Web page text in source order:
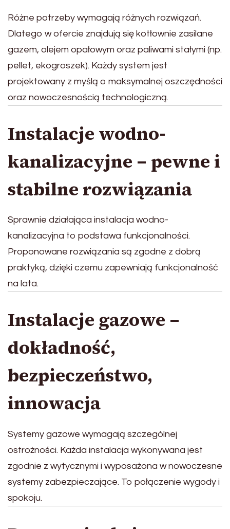
Różne potrzeby wymagają różnych rozwiązań.
Dlatego w ofercie znajdują się kotłownie zasilane
gazem, olejem opałowym oraz paliwami stałymi (np.
pellet, ekogroszek). Każdy system jest
projektowany z myślą o maksymalnej oszczędności
oraz nowoczesnością technologiczną.
Instalacje wodno-
kanalizacyjne – pewne i
stabilne rozwiązania
Sprawnie działająca instalacja wodno-
kanalizacyjna to podstawa funkcjonalności.
Proponowane rozwiązania są zgodne z dobrą
praktyką, dzięki czemu zapewniają funkcjonalność
na lata.
Instalacje gazowe –
dokładność,
bezpieczeństwo,
innowacja
Systemy gazowe wymagają szczególnej
ostrożności. Każda instalacja wykonywana jest
zgodnie z wytycznymi i wyposażona w nowoczesne
systemy zabezpieczające. To połączenie wygody i
spokoju.